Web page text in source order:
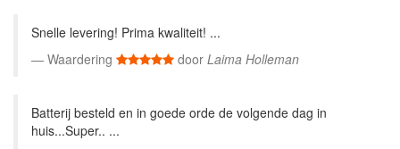
Snelle levering! Prima kwaliteit! ...
Waardering
door Laima Holleman
Batterij besteld en in goede orde de volgende dag in
huis...Super.. ...